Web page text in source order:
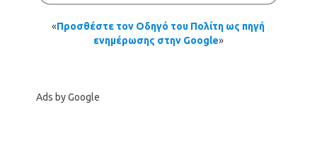
«Προσθέστε τον Οδηγό του Πολίτη ως πηγή
ενημέρωσης στην Google»
Ads by Google